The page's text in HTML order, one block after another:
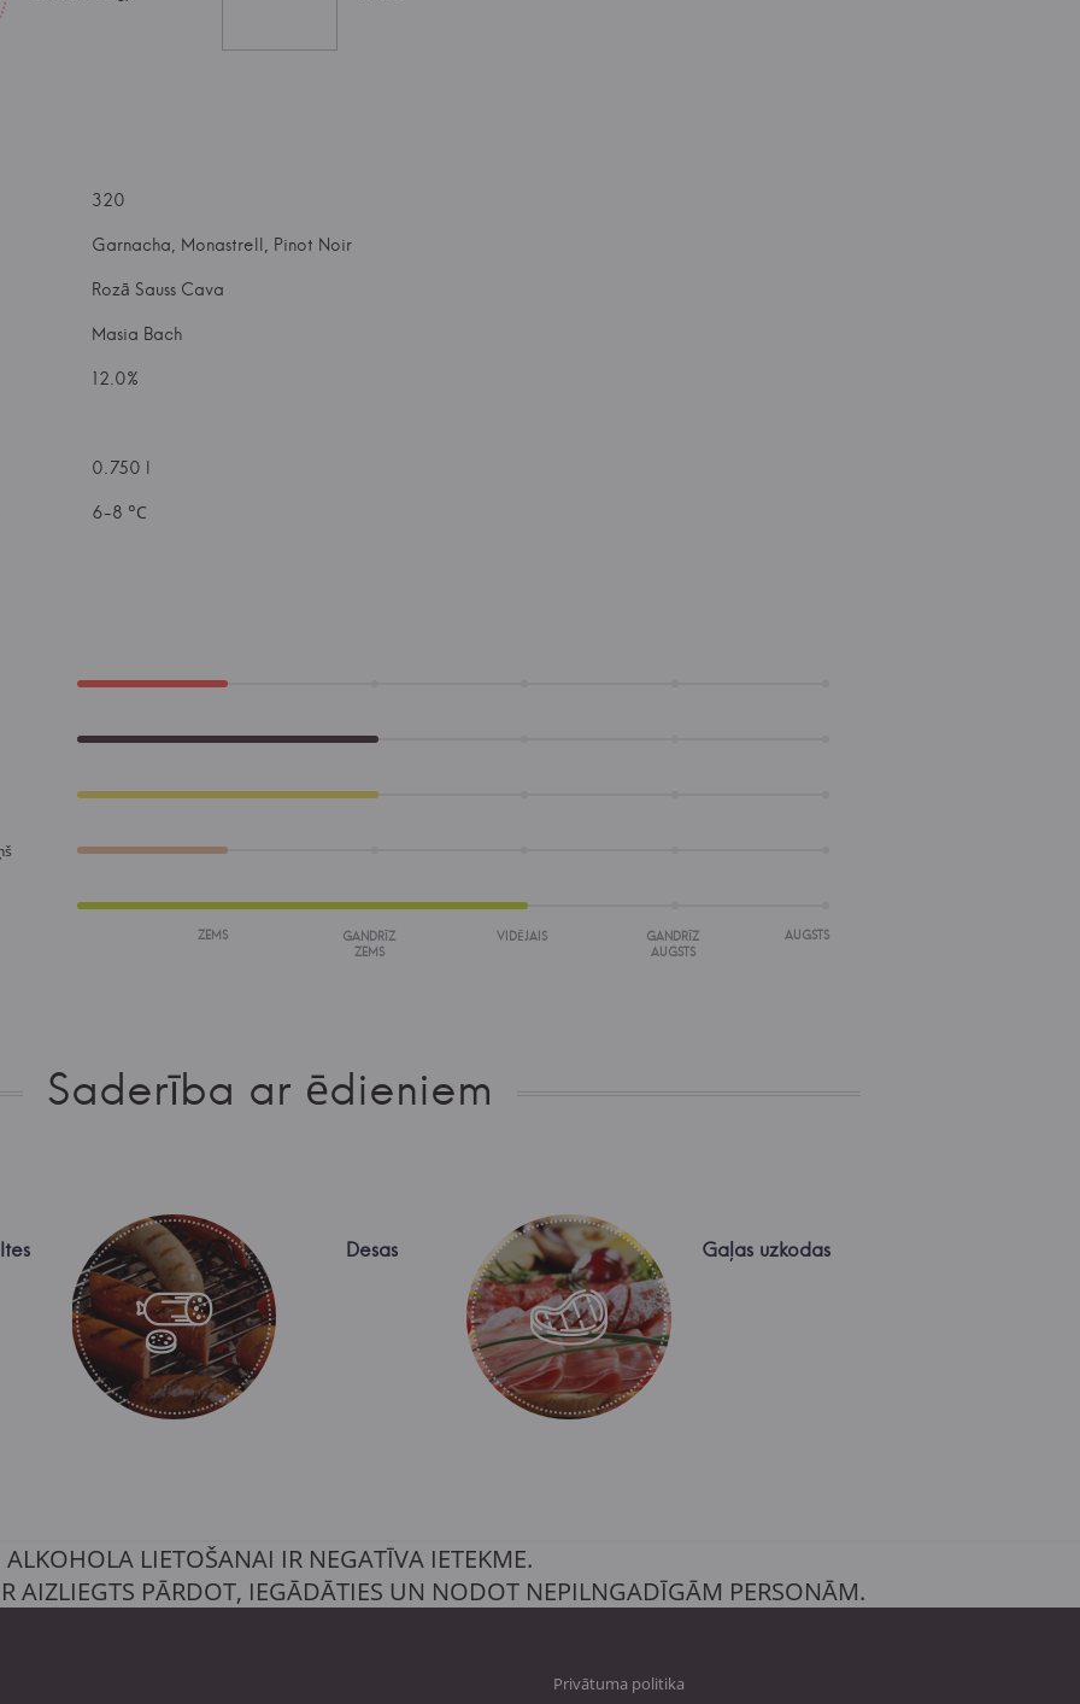
320
Garnacha, Monastrell, Pinot Noir
Rozā Sauss Cava
Masia Bach
12.0%
0.750 l
6-8 °С
ZEMS
GANDRĪZ
ZEMS
VIDĒJAIS
GANDRĪZ
AUGSTS
AUGSTS
Saderība ar ēdieniem
Desas Gaļas uzkodas
ALKOHOLA LIETOŠANAI IR NEGATĪVA IETEKME.
AIZLIEGTS PĀRDOT, IEGĀDĀTIES UN NODOT NEPILNGADĪGĀM PERSONĀM.
Privātuma politika